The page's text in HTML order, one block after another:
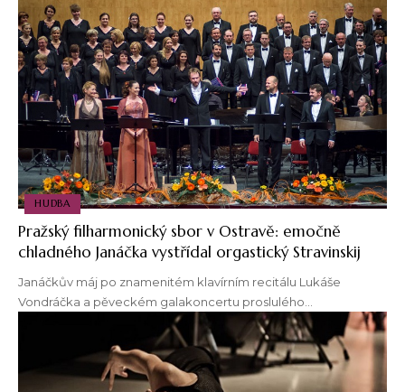
HUDBA
Pražský filharmonický sbor v Ostravě: emočně
chladného Janáčka vystřídal orgastický Stravinskij
Janáčkův máj po znamenitém klavírním recitálu Lukáše
Vondráčka a pěveckém galakoncertu proslulého…